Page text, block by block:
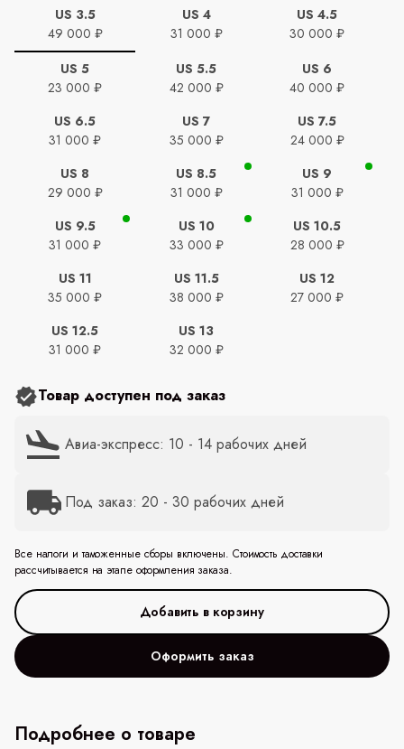
US 3.5
49 000 ₽
US 4
31 000 ₽
US 4.5
30 000 ₽
US 5
23 000 ₽
US 5.5
42 000 ₽
US 6
40 000 ₽
US 6.5
31 000 ₽
US 7
35 000 ₽
US 7.5
24 000 ₽
US 8
29 000 ₽
US 8.5
31 000 ₽
US 9
31 000 ₽
US 9.5
31 000 ₽
US 10
33 000 ₽
US 10.5
28 000 ₽
US 11
35 000 ₽
US 11.5
38 000 ₽
US 12
27 000 ₽
US 12.5
31 000 ₽
US 13
32 000 ₽
Товар доступен под заказ
Авиа-экспресс: 10 - 14 рабочих дней
Под заказ: 20 - 30 рабочих дней
Все налоги и таможенные сборы включены. Стоимость доставки
рассчитывается на этапе оформления заказа.
Оформить заказ
Подробнее о товаре